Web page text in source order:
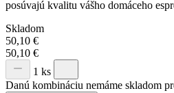
posúvajú kvalitu vášho domáceho
Skladom
50,10 €
50,10 €
1 ks
Danú kombináciu nemáme skladom